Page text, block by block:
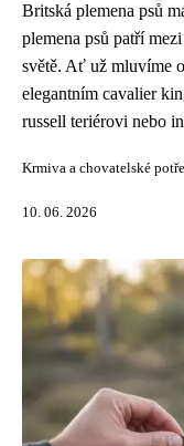
Britská plemena psů
plemena psů patří
světě. Ať už mluvíme
elegantním cavalier
russell teriérovi nebo
Krmiva a chovatelské
10. 06. 2026